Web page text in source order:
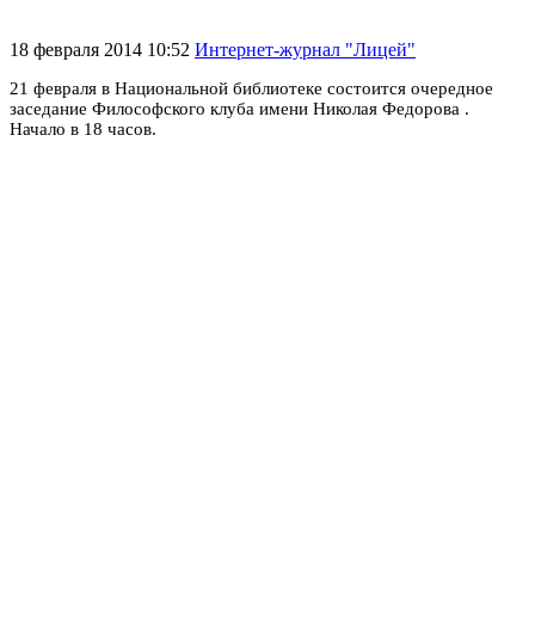
18 февраля 2014 10:52 Интернет-журнал "Лицей"
21 февраля в Национальной библиотеке состоится очередное
заседание Философского клуба имени Николая Федорова .
Начало в 18 часов.